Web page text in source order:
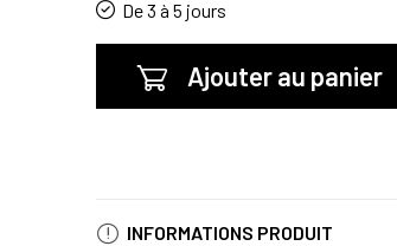
De 3 à 5 jours
Ajouter au panier
INFORMATIONS PRODUIT